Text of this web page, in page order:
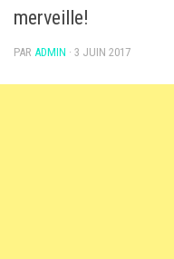
merveille!
PAR ADMIN · 3 JUIN 2017